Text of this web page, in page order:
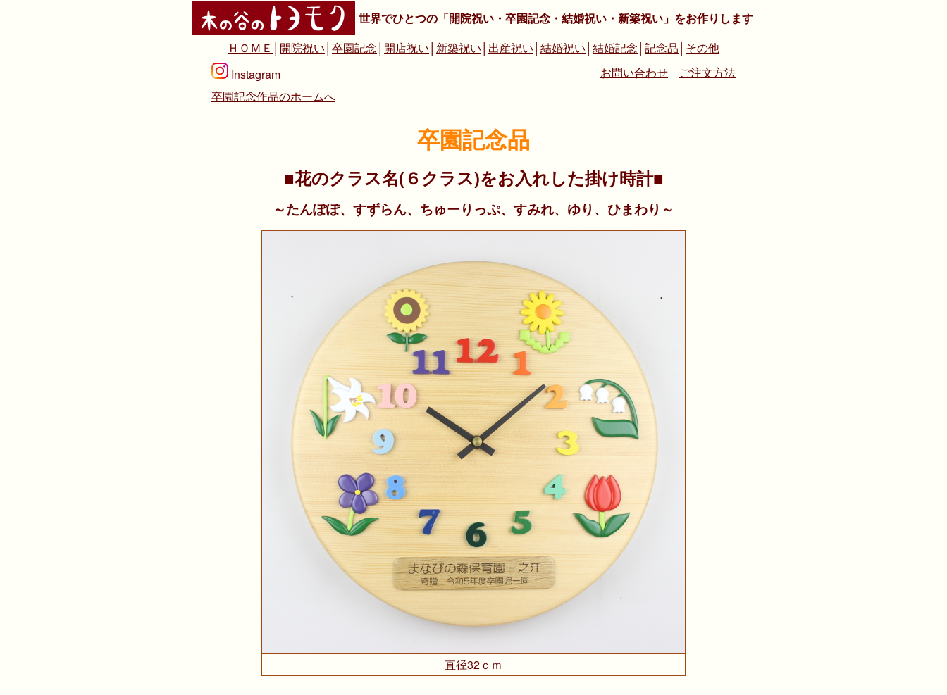
世界でひとつの「開院祝い・卒園記念・結婚祝い・新築祝い」をお作りします
ＨＯＭＥ
開院祝い 卒園記念 開店祝い 新築祝い 出産祝い 結婚祝い 結婚記念 記念品 その他
Instagram
お問い合わせ
ご注文方法
卒園記念作品のホームへ
卒園記念品
■花のクラス名(６クラス)をお入れした掛け時計■
～たんぽぽ、すずらん、ちゅーりっぷ、すみれ、ゆり、ひまわり～
直径32ｃｍ